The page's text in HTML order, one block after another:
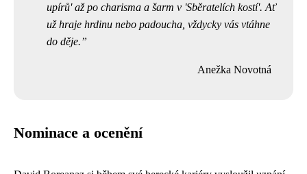
upírů' až po charisma a šarm v 'Sběratelích kostí'. Ať
už hraje hrdinu nebo padoucha, vždycky vás vtáhne
do děje.
Anežka Novotná
Nominace a ocenění